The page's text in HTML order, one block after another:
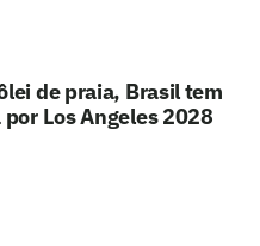
de praia, Brasil tem
Los Angeles 2028